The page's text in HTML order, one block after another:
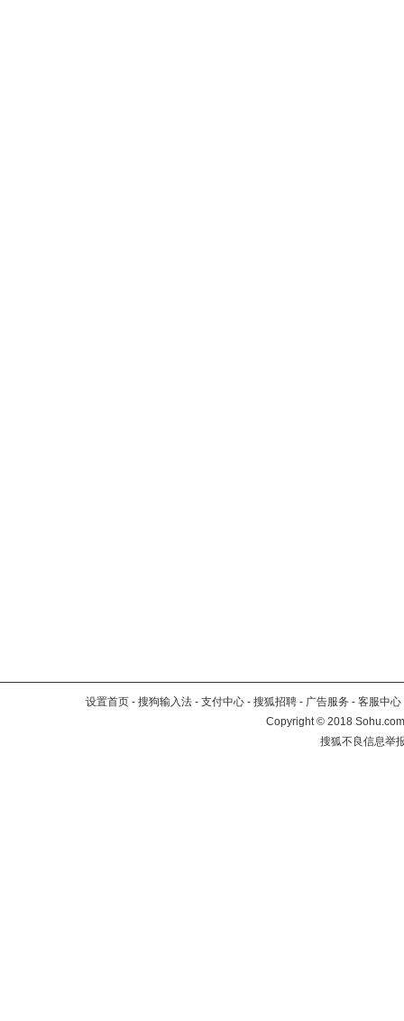
设置首页 - 搜狗输入法 - 支付中心 - 搜狐招聘 - 广告服务 - 客服中心
Copyright©2018
搜狐不良信息举